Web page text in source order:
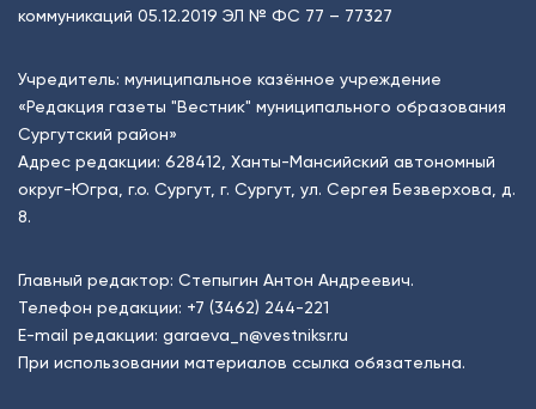
коммуникаций 05.12.2019 ЭЛ № ФС 77 – 77327
Учредитель: муниципальное казённое учреждение
«Редакция газеты "Вестник" муниципального образования
Сургутский район»
Адрес редакции: 628412, Ханты-Мансийский автономный
округ-Югра, г.о. Сургут, г. Сургут, ул. Сергея Безверхова, д.
8.
Главный редактор: Степыгин Антон Андреевич.
Телефон редакции: +7 (3462) 244-221
E-mail редакции: garaeva_n@vestniksr.ru
При использовании материалов ссылка обязательна.